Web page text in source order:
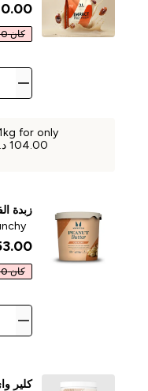
AED‎
كان 100.00 AED
for only
زبدة
AED‎
كان 59.00 AED
كلير